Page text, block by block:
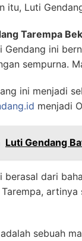
itu, Luti
Tarempa
Gendang ini
sempurna.
ini menjadi
menjadi
Luti Gendang
berasal dari
sebuah